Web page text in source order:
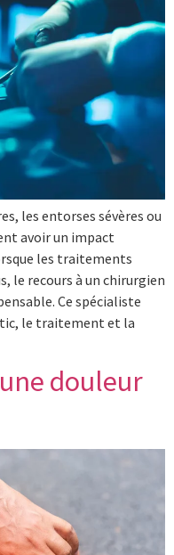
les entorses sévères ou
avoir un impact
les traitements
le recours à un chirurgien
Ce spécialiste
le traitement et la
douleur